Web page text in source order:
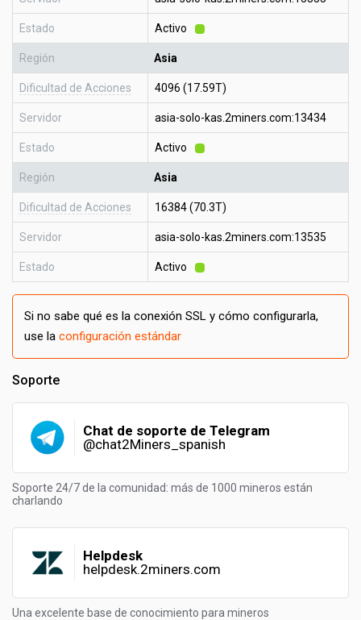
Estado Activo
Región Asia
Dificultad de Acciones 4096 (17.59T)
Servidor asia-solo-kas.2miners.com:13434
Estado Activo
Región Asia
Dificultad de Acciones 16384 (70.3T)
Servidor asia-solo-kas.2miners.com:13535
Estado Activo
Si no sabe qué es la conexión SSL y cómo configurarla,
use la configuración estándar
Soporte
Chat de soporte de Telegram
@chat2Miners_spanish
Soporte 24/7 de la comunidad: más de 1000 mineros están
charlando
Helpdesk
helpdesk.2miners.com
Una excelente base de conocimiento para mineros